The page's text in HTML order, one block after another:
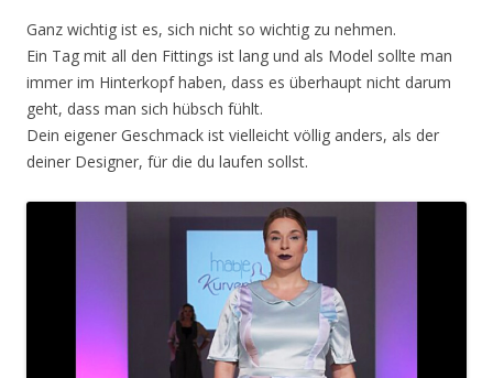
Ganz wichtig ist es, sich nicht so wichtig zu nehmen.
Ein Tag mit all den Fittings ist lang und als Model sollte man
immer im Hinterkopf haben, dass es überhaupt nicht darum
geht, dass man sich hübsch fühlt.
Dein eigener Geschmack ist vielleicht völlig anders, als der
deiner Designer, für die du laufen sollst.